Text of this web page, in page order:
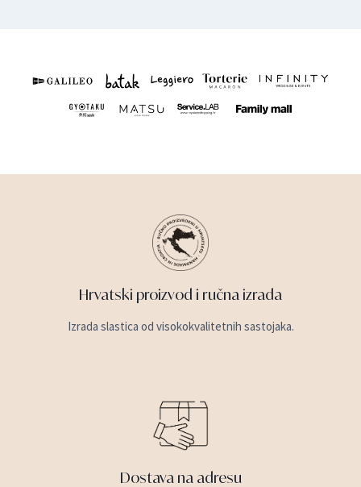
Hrvatski proizvod i ručna izrada
Izrada slastica od visokokvalitetnih sastojaka.
Dostava na adresu